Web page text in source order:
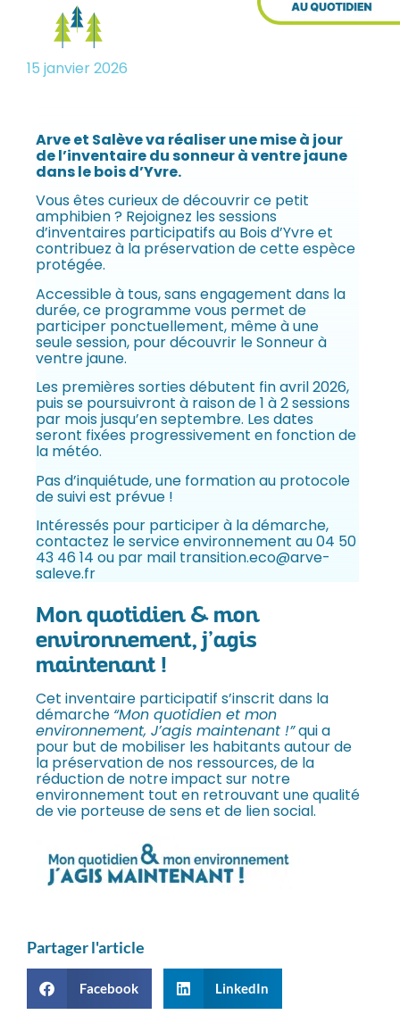
15 janvier 2026
Arve et Salève va réaliser une mise à jour
de l’inventaire du sonneur à ventre jaune
dans le bois d’Yvre.
Vous êtes curieux de découvrir ce petit
amphibien ? Rejoignez les sessions
d’inventaires participatifs au Bois d’Yvre et
contribuez à la préservation de cette espèce
protégée.
Accessible à tous, sans engagement dans la
durée, ce programme vous permet de
participer ponctuellement, même à une
seule session, pour découvrir le Sonneur à
ventre jaune.
Les premières sorties débutent fin avril 2026,
puis se poursuivront à raison de 1 à 2 sessions
par mois jusqu’en septembre. Les dates
seront fixées progressivement en fonction de
la météo.
Pas d’inquiétude, une formation au protocole
de suivi est prévue !
Intéressés pour participer à la démarche,
contactez le service environnement au 04 50
43 46 14 ou par mail transition.eco@arve-
saleve.fr
Mon quotidien & mon
environnement, j’agis
maintenant !
Cet inventaire participatif s’inscrit dans la
démarche “Mon quotidien et mon
environnement, J’agis maintenant !”qui a
pour but de mobiliser les habitants autour de
la préservation de nos ressources, de la
réduction de notre impact sur notre
environnement tout en retrouvant une qualité
de vie porteuse de sens et de lien social.
Partager l'article
Facebook LinkedIn